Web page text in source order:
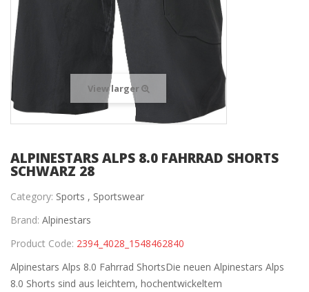
View larger
ALPINESTARS ALPS 8.0 FAHRRAD SHORTS
SCHWARZ 28
Category: Sports , Sportswear
Brand: Alpinestars
Product Code: 2394_4028_1548462840
Alpinestars Alps 8.0 Fahrrad ShortsDie neuen Alpinestars Alps
8.0 Shorts sind aus leichtem, hochentwickeltem